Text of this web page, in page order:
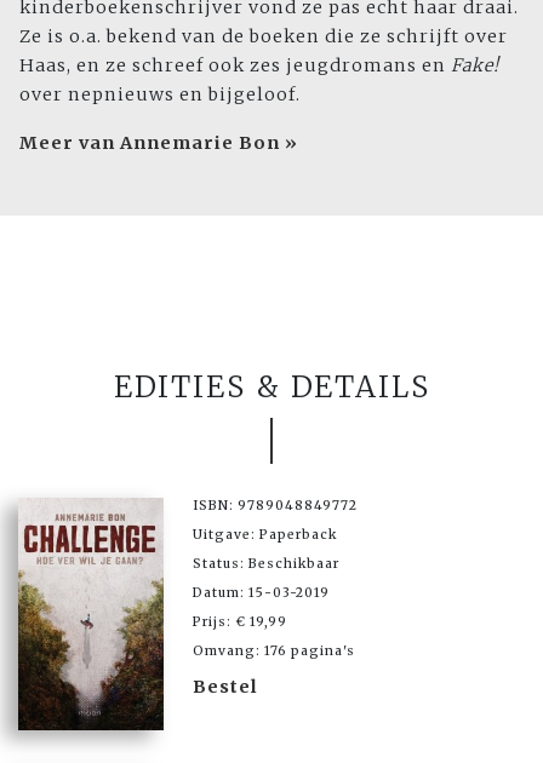
kinderboekenschrijver vond ze pas echt haar draai.
Ze is o.a. bekend van de boeken die ze schrijft over
Haas, en ze schreef ook zes jeugdromans en Fake!
over nepnieuws en bijgeloof.
Meer van Annemarie Bon »
EDITIES & DETAILS
ISBN: 9789048849772
Uitgave: Paperback
Status: Beschikbaar
Datum: 15-03-2019
Prijs: € 19,99
Omvang: 176 pagina's
Bestel